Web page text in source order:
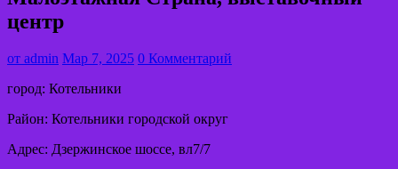
центр
от admin Мар 7, 2025 0 Комментарий
город: Котельники
Район: Котельники городской округ
Адрес: Дзержинское шоссе, вл7/7